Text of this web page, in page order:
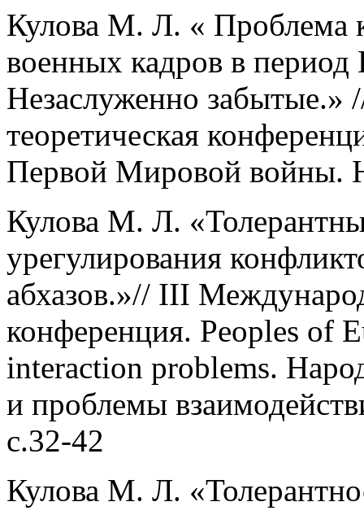
Кулова М. Л. « Проблема
военных кадров в
Незаслуженно забытые.»
теоретическая
Первой Мировой войны.
Кулова М. Л.
урегулирования
абхазов.»// III
конференция. Peoples of
interaction problems.
и проблемы
с.32-42
Кулова М. Л.